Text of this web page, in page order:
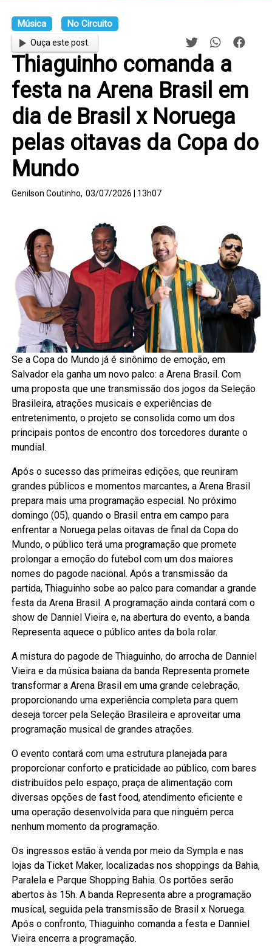
Música No Circuito
Ouça este post.
Thiaguinho comanda a
festa na Arena Brasil em
dia de Brasil x Noruega
pelas oitavas da Copa do
Mundo
Genilson Coutinho, 03/07/2026 | 13h07
Se a Copa do Mundo já é sinônimo de emoção, em
Salvador ela ganha um novo palco: a Arena Brasil. Com
uma proposta que une transmissão dos jogos da Seleção
Brasileira, atrações musicais e experiências de
entretenimento, o projeto se consolida como um dos
principais pontos de encontro dos torcedores durante o
mundial.
Após o sucesso das primeiras edições, que reuniram
grandes públicos e momentos marcantes, a Arena Brasil
prepara mais uma programação especial. No próximo
domingo (05), quando o Brasil entra em campo para
enfrentar a Noruega pelas oitavas de final da Copa do
Mundo, o público terá uma programação que promete
prolongar a emoção do futebol com um dos maiores
nomes do pagode nacional. Após a transmissão da
partida, Thiaguinho sobe ao palco para comandar a grande
festa da Arena Brasil. A programação ainda contará com o
show de Danniel Vieira e, na abertura do evento, a banda
Representa aquece o público antes da bola rolar.
A mistura do pagode de Thiaguinho, do arrocha de Danniel
Vieira e da música baiana da banda Representa promete
transformar a Arena Brasil em uma grande celebração,
proporcionando uma experiência completa para quem
deseja torcer pela Seleção Brasileira e aproveitar uma
programação musical de grandes atrações.
O evento contará com uma estrutura planejada para
proporcionar conforto e praticidade ao público, com bares
distribuídos pelo espaço, praça de alimentação com
diversas opções de fast food, atendimento eficiente e
uma operação desenvolvida para que ninguém perca
nenhum momento da programação.
Os ingressos estão à venda por meio da Sympla e nas
lojas da Ticket Maker, localizadas nos shoppings da Bahia,
Paralela e Parque Shopping Bahia. Os portões serão
abertos às 15h. A banda Representa abre a programação
musical, seguida pela transmissão de Brasil x Noruega.
Após o confronto, Thiaguinho comanda a festa e Danniel
Vieira encerra a programação.